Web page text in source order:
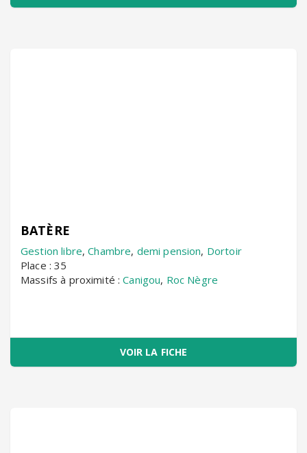
BATÈRE
Gestion libre,Chambre, demi pension, Dortoir
Place : 35
Massifs à proximité :Canigou, Roc Nègre
VOIR LA FICHE